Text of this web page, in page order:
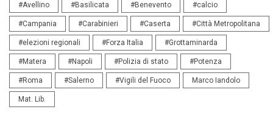
#Avellino #Basilicata #Benevento #calcio
#Campania #Carabinieri #Caserta #Città Metropolitana
#elezioni regionali #Forza Italia #Grottaminarda
#Matera #Napoli #Polizia di stato #Potenza
#Roma #Salerno #Vigili del Fuoco Marco Iandolo
Mat. Lib.